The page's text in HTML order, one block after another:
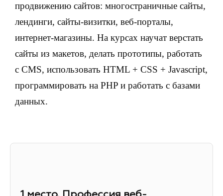
продвижению сайтов: многостраничные сайты,
лендинги, сайты-визитки, веб-порталы,
интернет-магазины. На курсах научат верстать
сайты из макетов, делать прототипы, работать
с CMS, использовать HTML + CSS + Javascript,
программировать на PHP и работать с базами
данных.